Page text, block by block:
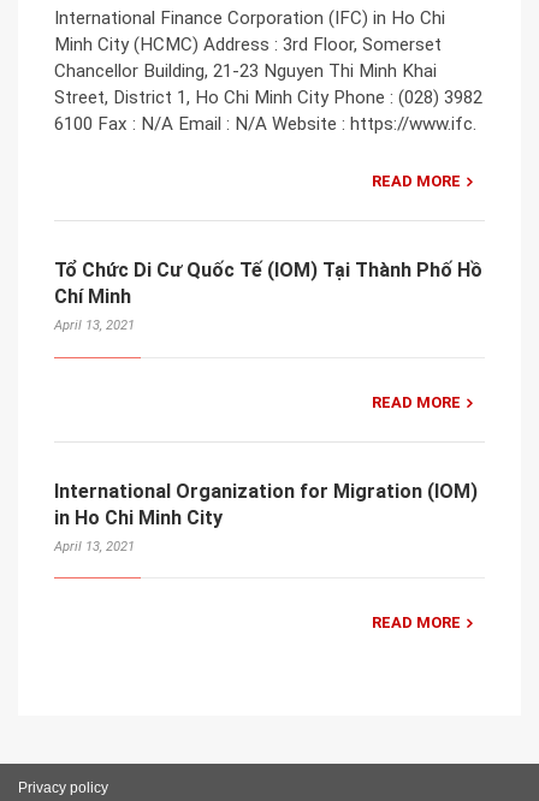
International Finance Corporation (IFC) in Ho Chi
Minh City (HCMC) Address : 3rd Floor, Somerset
Chancellor Building, 21-23 Nguyen Thi Minh Khai
Street, District 1, Ho Chi Minh City Phone : (028) 3982
6100 Fax : N/A Email : N/A Website : https://www.ifc.
READ MORE
Tổ Chức Di Cư Quốc Tế (IOM) Tại Thành Phố Hồ
Chí Minh
April 13, 2021
READ MORE
International Organization for Migration (IOM)
in Ho Chi Minh City
April 13, 2021
READ MORE
Privacy policy